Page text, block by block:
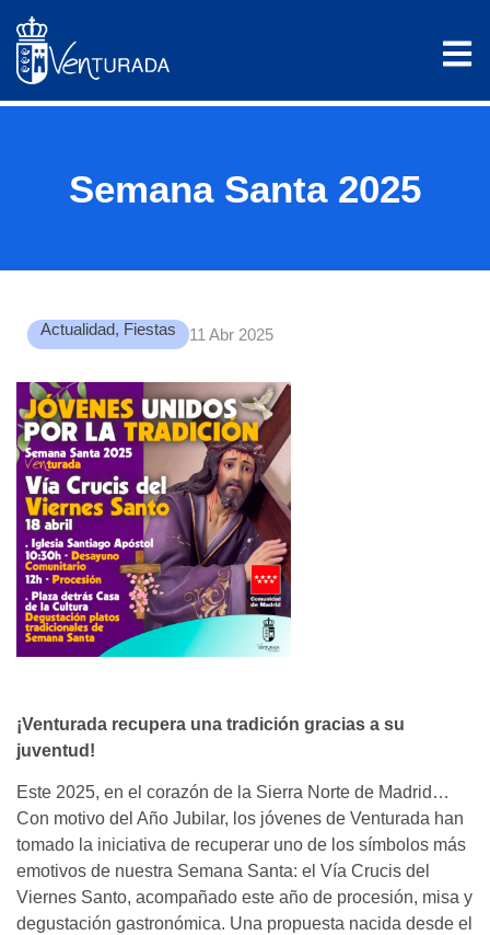
Semana Santa 2025
Actualidad, Fiestas 11 Abr 2025
¡Venturada recupera una tradición gracias a su
juventud!
Este 2025, en el corazón de la Sierra Norte de Madrid…
Con motivo del Año Jubilar, los jóvenes de Venturada han
tomado la iniciativa de recuperar uno de los símbolos más
emotivos de nuestra Semana Santa: el Vía Crucis del
Viernes Santo, acompañado este año de procesión, misa y
degustación gastronómica. Una propuesta nacida desde el